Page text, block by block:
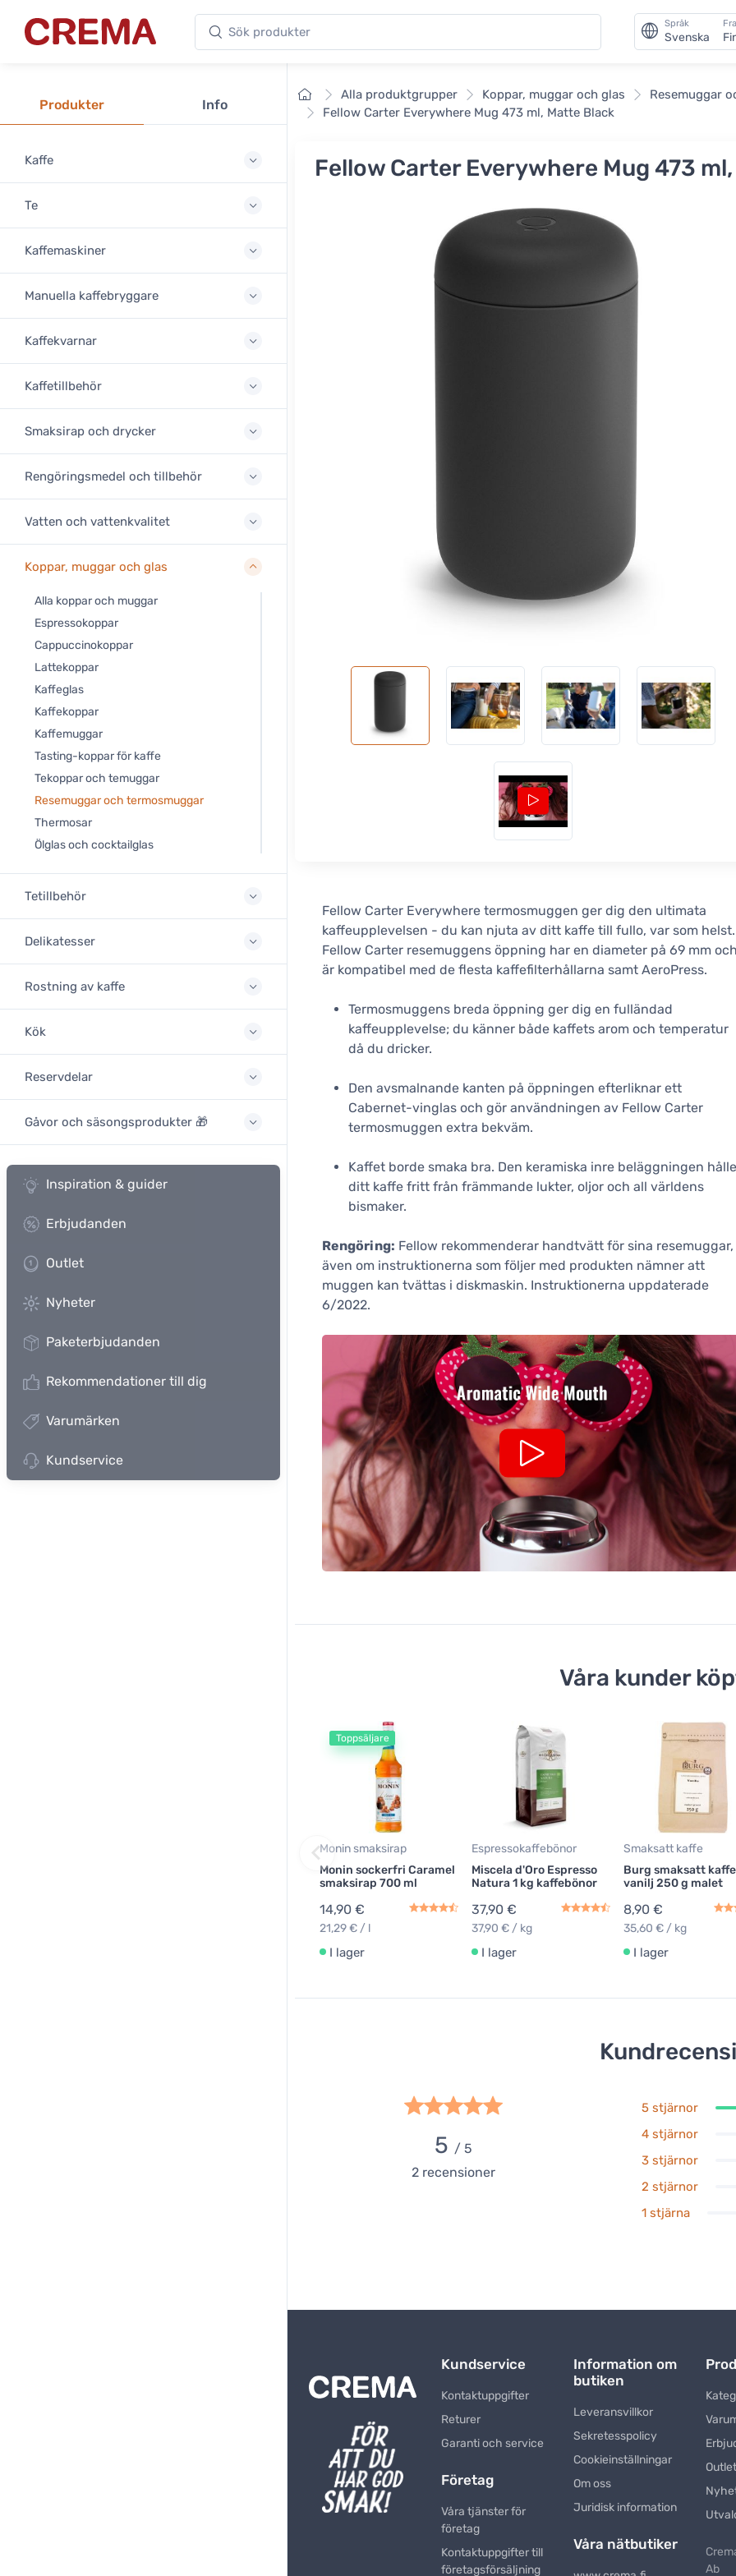
Crema Sök produkter Språk
Svenska
Produkter Info
Kaffe
Te
Kaffemaskiner
Manuella kaffebryggare
Kaffekvarnar
Kaffetillbehör
Smaksirap och drycker
Rengöringsmedel och tillbehör
Vatten och vattenkvalitet
Koppar, muggar och glas
Alla koppar och muggar
Espressokoppar
Cappuccinokoppar
Lattekoppar
Kaffeglas
Kaffekoppar
Kaffemuggar
Tasting-koppar för kaffe
Tekoppar och temuggar
Resemuggar och termosmuggar
Thermosar
Ölglas och cocktailglas
Tetillbehör
Delikatesser
Rostning av kaffe
Kök
Reservdelar
Gåvor och säsongsprodukter 🎁
Inspiration & guider
Erbjudanden
Outlet
Nyheter
Paketerbjudanden
Rekommendationer till dig
Varumärken
Kundservice
Framsidan
Alla produktgrupper Koppar, muggar och glas Resemuggar
Fellow Carter Everywhere Mug 473 ml, Matte Black
Fellow Carter Everywhere Mug 473
Fellow Carter Everywhere termosmuggen ger dig den ultimata
kaffeupplevelsen - du kan njuta av ditt kaffe till fullo, var som helst.
Fellow Carter resemuggens öppning har en diameter på 69 mm och
är kompatibel med de flesta kaffefilterhållarna samt AeroPress.
Termosmuggens breda öppning ger dig en fulländad
kaffeupplevelse; du känner både kaffets arom och temperatur
då du dricker.
Den avsmalnande kanten på öppningen efterliknar ett
Cabernet-vinglas och gör användningen av Fellow Carter
termosmuggen extra bekväm.
Kaffet borde smaka bra. Den keramiska inre beläggningen
ditt kaffe fritt från främmande lukter, oljor och all världens
bismaker.
Rengöring: Fellow rekommenderar handtvätt för sina resemuggar,
även om instruktionerna som följer med produkten nämner att
muggen kan tvättas i diskmaskin. Instruktionerna uppdaterade
6/2022.
Våra kunder
Toppsäljare
Monin smaksirap
Monin sockerfri Caramel
smaksirap 700 ml
14,90 €
21,29 € / l
I lager
Espressokaffebönor
Miscela d'Oro Espresso
Natura 1 kg kaffebönor
37,90 €
37,90 € / kg
I lager
Smaksatt kaffe
Burg smaksatt
vanilj 250 g malet
8,90 €
35,60 € / kg
I lager
5 / 5
2 recensioner
5 stjärnor
4 stjärnor
3 stjärnor
2 stjärnor
1 stjärna
Kundservice
Kontaktuppgifter
Returer
Garanti och service
Företag
Våra tjänster för
företag
Kontaktuppgifter till
företagsförsäljning
Information om
butiken
Leveransvillkor
Sekretesspolicy
Cookieinställningar
Om oss
Juridisk information
Våra nätbutiker
Outlet
Ab